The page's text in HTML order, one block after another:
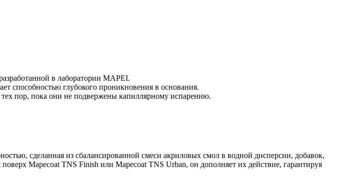
в лаборатории MAPEI.
способностью глубокого проникновения в основания.
пор, пока они не подвержены капиллярному испарению.
сделанная из сбалансированной смеси акриловых смол в водной дисперсии, добавок,
Mapecoat TNS Finish или Mapecoat TNS Urban, он дополняет их действие, гарантируя